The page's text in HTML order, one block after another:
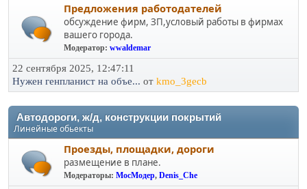
Предложения работодателей
обсуждение фирм, ЗП,условый работы в фирмах
вашего города.
Модератор: wwaldemar
22 сентября 2025, 12:47:11
Нужен генпланист на объе... от kmo_3gecb
Автодороги, ж/д, конструкции покрытий
Линейные обьекты
Проезды, площадки, дороги
размещение в плане.
Модераторы: МосМодер, Denis_Che